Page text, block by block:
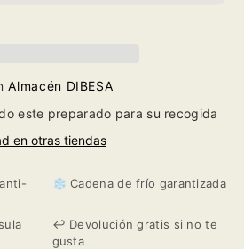
Almacén DIBESA
este preparado para su recogida
en otras tiendas
❄️ Cadena de frío garantizada
↩️ Devolución gratis si no te
gusta